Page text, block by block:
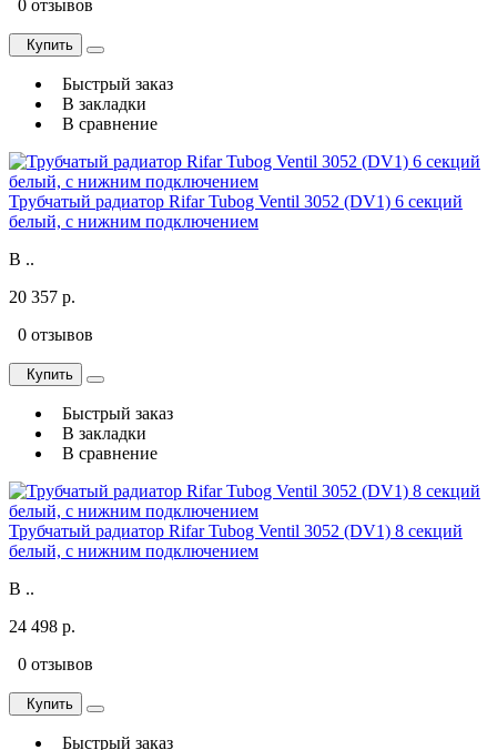
0 отзывов
Купить
Быстрый заказ
В закладки
В сравнение
Трубчатый радиатор Rifar Tubog Ventil 3052 (DV1) 6 секций
белый, с нижним подключением
В ..
20 357 р.
0 отзывов
Купить
Быстрый заказ
В закладки
В сравнение
Трубчатый радиатор Rifar Tubog Ventil 3052 (DV1) 8 секций
белый, с нижним подключением
В ..
24 498 р.
0 отзывов
Купить
Быстрый заказ